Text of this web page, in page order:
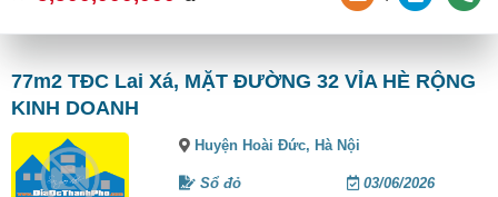
77m2 TĐC Lai Xá, MẶT ĐƯỜNG 32 VỈA HÈ RỘNG
KINH DOANH
Huyện Hoài Đức,Hà Nội
Sổ đỏ 03/06/2026